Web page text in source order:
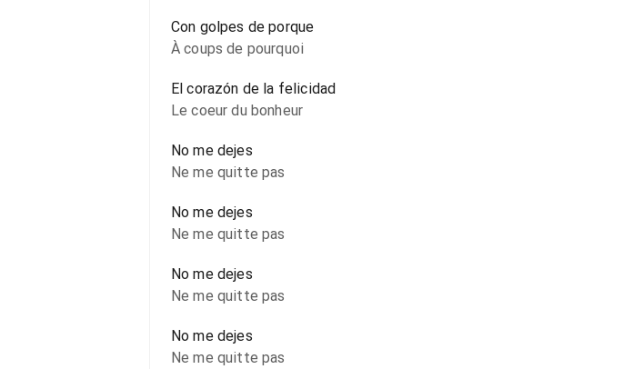
Con golpes de porque
À coups de pourquoi
El corazón de la felicidad
Le coeur du bonheur
No me dejes
Ne me quitte pas
No me dejes
Ne me quitte pas
No me dejes
Ne me quitte pas
No me dejes
Ne me quitte pas